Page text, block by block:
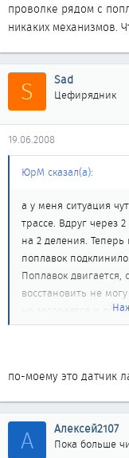
проволке рядом с
никаких механизмов.
S Sad
Цефирядник
19.06.2008
ЮрМ сказал(а):
а у меня ситуация
трассе. Вдруг через
на 2 деления.
поплавок
Поплавок двигается,
восстановить не
не загорается и
когда в баке лазил
по-моему это датчик
А Алексей2107
Пока больше